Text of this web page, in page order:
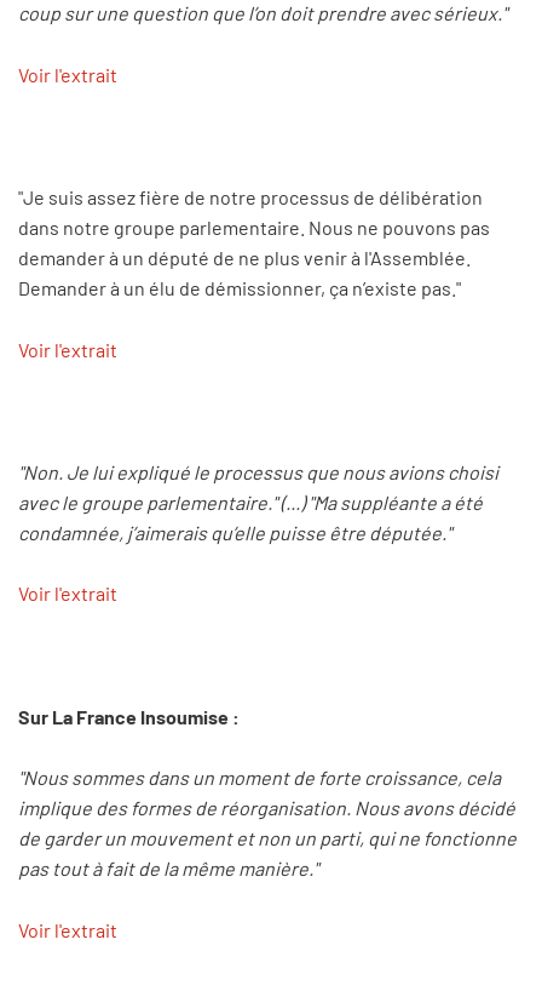
coup sur une question que l’on doit prendre avec sérieux."
Voir l'extrait
"Je suis assez fière de notre processus de délibération
dans notre groupe parlementaire. Nous ne pouvons pas
demander à un député de ne plus venir à l'Assemblée.
Demander à un élu de démissionner, ça n’existe pas."
Voir l'extrait
"Non. Je lui expliqué le processus que nous avions choisi
avec le groupe parlementaire." (...) "Ma suppléante a été
condamnée, j’aimerais qu’elle puisse être députée."
Voir l'extrait
Sur La France Insoumise :
"Nous sommes dans un moment de forte croissance, cela
implique des formes de réorganisation. Nous avons décidé
de garder un mouvement et non un parti, qui ne fonctionne
pas tout à fait de la même manière."
Voir l'extrait